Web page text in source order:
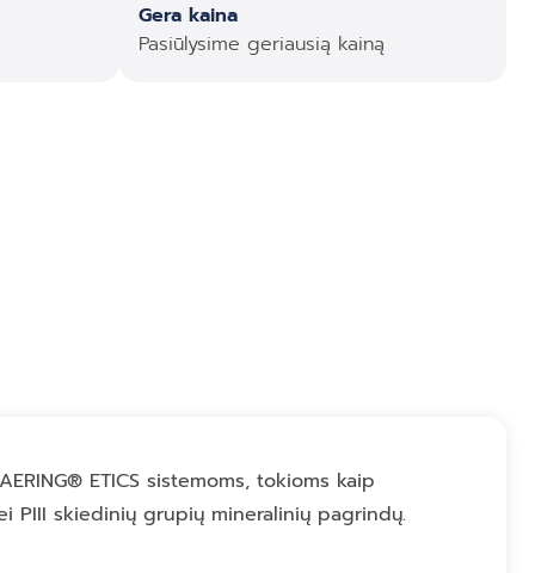
Gera kaina
Pasiūlysime geriausią kainą
ETICS sistemoms, tokioms kaip
PIII skiedinių grupių mineralinių pagrindų.